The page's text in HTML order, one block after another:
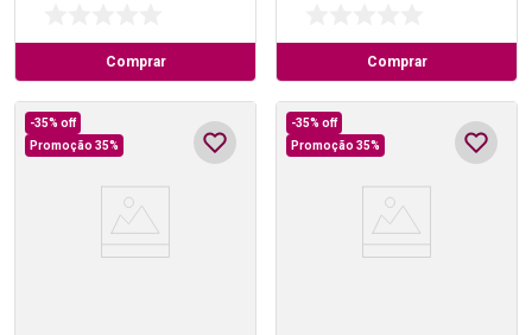
Comprar Comprar
-35% off
Promoção 35%
-35% off
Promoção 35%